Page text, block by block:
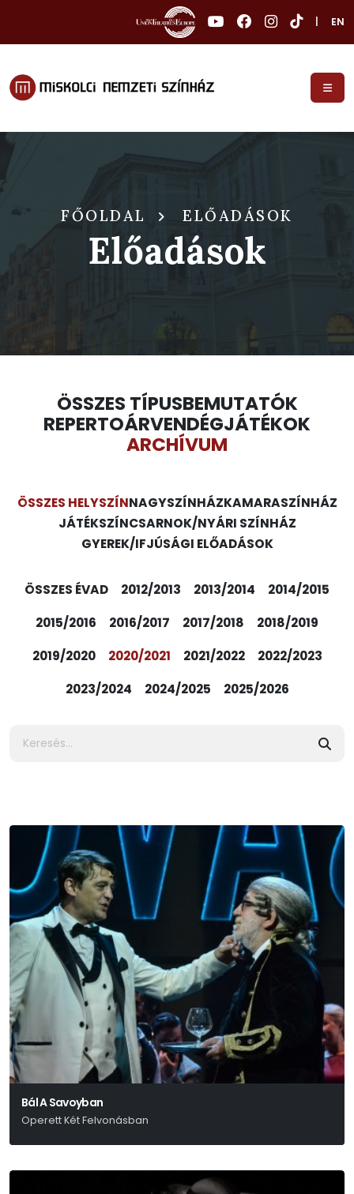
EN
FŐOLDAL ELŐADÁSOK
Előadások
ÖSSZES TÍPUSBEMUTATÓK
REPERTOÁRVENDÉGJÁTÉKOK
ARCHÍVUM
ÖSSZES HELYSZÍNNAGYSZÍNHÁZKAMARASZÍNHÁZ
JÁTÉKSZÍNCSARNOK/NYÁRI SZÍNHÁZ
GYEREK/IFJÚSÁGI ELŐADÁSOK
ÖSSZES ÉVAD 2012/2013 2013/2014
2014/2015
2015/2016
2016/2017 2017/2018
2018/2019
2019/2020
2020/2021 2021/2022
2022/2023
2023/2024
2024/2025 2025/2026
Bál A Savoyban
Operett Két Felvonásban